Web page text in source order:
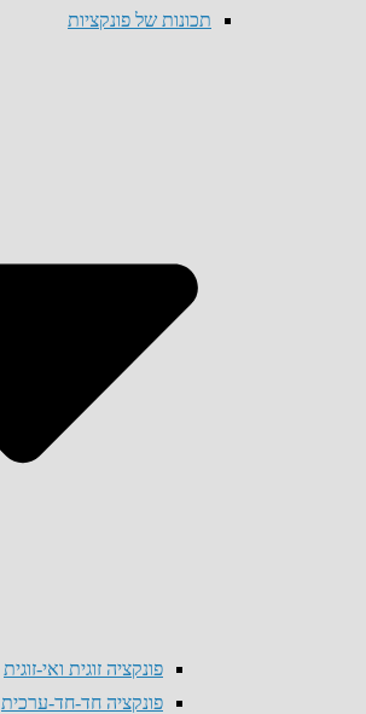
תכונות של פונקציות
פונקציה זוגית ואי-זוגית
פונקציה חד-חד-ערכית